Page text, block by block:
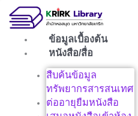
ข้อมูลเบื้องต้น
หนังสือ/สื่อ
สืบค้นข้อมูล
ทรัพยากรสารสนเทศ
ต่ออายุยืมหนังสือ